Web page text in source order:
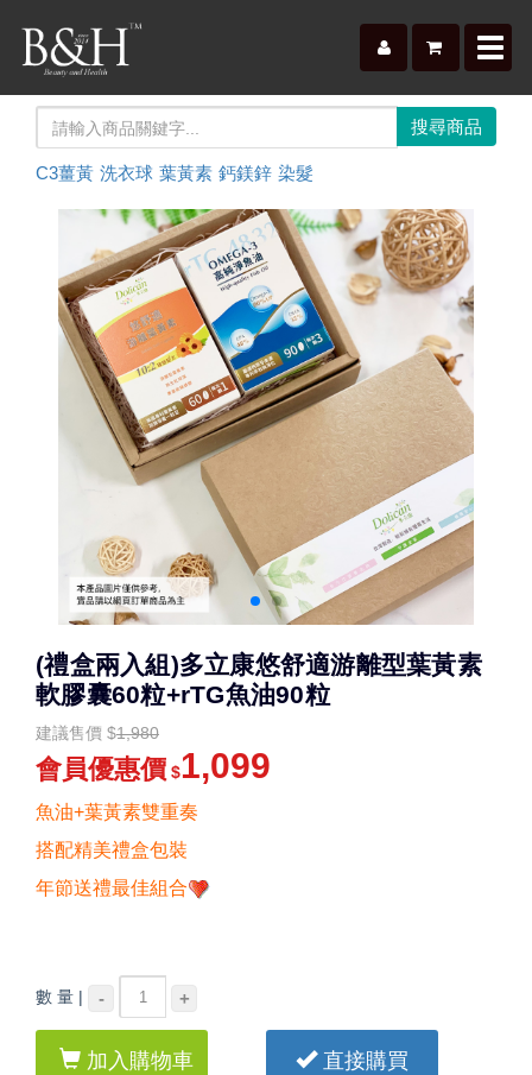
C3薑黃 洗衣球 葉黃素 鈣鎂鋅 染髮
(禮盒兩入組)多立康悠舒適游離型葉黃素
軟膠囊60粒+rTG魚油90粒
建議售價 $1,980
會員優惠價 $1,099
魚油+葉黃素雙重奏
搭配精美禮盒包裝
年節送禮最佳組合
數 量 | - +
加入購物車 直接購買